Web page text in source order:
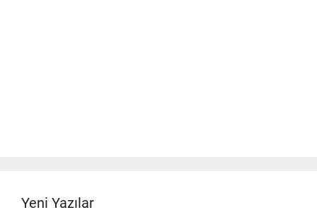
Yeni Yazılar